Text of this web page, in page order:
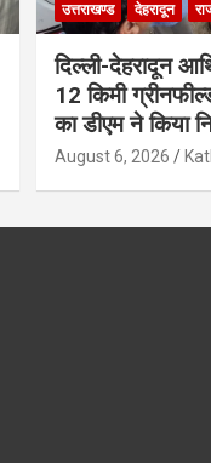
उत्तराखण्ड देहरादून
दिल्ली-देहरादून
12 किमी
का डीएम ने किया
August 6, 2026